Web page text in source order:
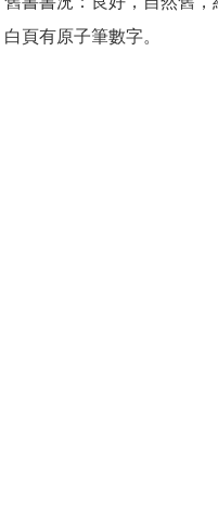
白頁有原子筆數字。